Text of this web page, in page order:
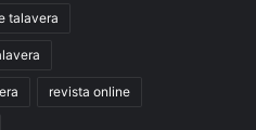
talavera
revista online